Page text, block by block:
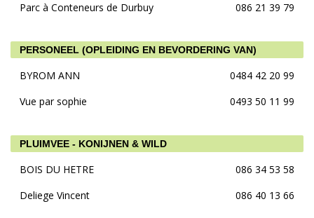
Parc à Conteneurs de Durbuy 086 21 39 79
PERSONEEL (OPLEIDING EN BEVORDERING VAN)
BYROM ANN
0484 42 20 99
Vue par sophie
0493 50 11 99
PLUIMVEE - KONIJNEN & WILD
BOIS DU HETRE
086 34 53 58
Deliege Vincent
086 40 13 66